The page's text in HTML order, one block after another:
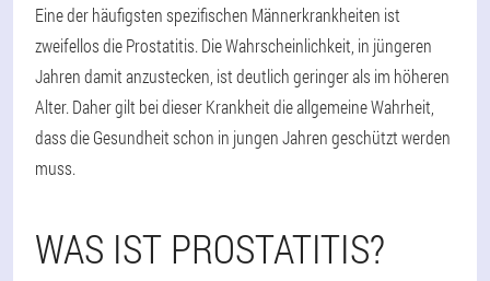
Eine der häufigsten spezifischen Männerkrankheiten ist
zweifellos die Prostatitis. Die Wahrscheinlichkeit, in jüngeren
Jahren damit anzustecken, ist deutlich geringer als im höheren
Alter. Daher gilt bei dieser Krankheit die allgemeine Wahrheit,
dass die Gesundheit schon in jungen Jahren geschützt werden
muss.
WAS IST PROSTATITIS?